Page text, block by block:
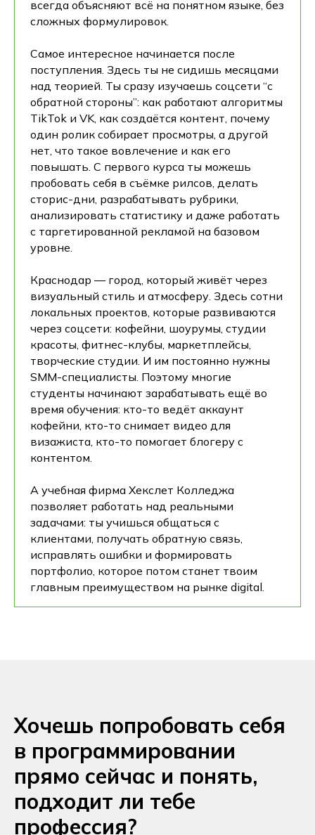
всегда объясняют всё на понятном языке, без
сложных формулировок.
Самое интересное начинается после
поступления. Здесь ты не сидишь месяцами
над теорией. Ты сразу изучаешь соцсети “с
обратной стороны”: как работают алгоритмы
TikTok и VK, как создаётся контент, почему
один ролик собирает просмотры, а другой
нет, что такое вовлечение и как его
повышать. С первого курса ты можешь
пробовать себя в съёмке рилсов, делать
сторис-дни, разрабатывать рубрики,
анализировать статистику и даже работать
с таргетированной рекламой на базовом
уровне.
Краснодар — город, который живёт через
визуальный стиль и атмосферу. Здесь сотни
локальных проектов, которые развиваются
через соцсети: кофейни, шоурумы, студии
красоты, фитнес-клубы, маркетплейсы,
творческие студии. И им постоянно нужны
SMM-специалисты. Поэтому многие
студенты начинают зарабатывать ещё во
время обучения: кто-то ведёт аккаунт
кофейни, кто-то снимает видео для
визажиста, кто-то помогает блогеру с
контентом.
А учебная фирма Хекслет Колледжа
позволяет работать над реальными
задачами: ты учишься общаться с
клиентами, получать обратную связь,
исправлять ошибки и формировать
портфолио, которое потом станет твоим
главным преимуществом на рынке digital.
Хочешь попробовать себя
в программировании
прямо сейчас и понять,
подходит ли тебе
профессия?